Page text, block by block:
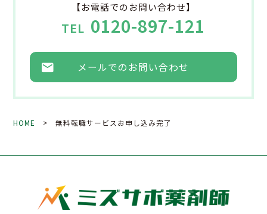
【お電話でのお問い合わせ】
TEL 0120-897-121
メールでのお問い合わせ
HOME > 無料転職サービスお申し込み完了